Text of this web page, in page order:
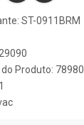
ST-0911BRM
Produto: